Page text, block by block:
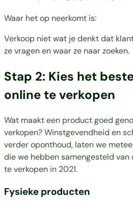
Waar het op neerkomt is:
Verkoop niet wat je denkt dat
ze vragen en waar ze naar zoeken.
Stap 2: Kies het
online te verkopen
Wat maakt een product goed
verkopen? Winstgevendheid en
verder oponthoud, laten we
die we hebben samengesteld
te verkopen in 2021.
Fysieke producten